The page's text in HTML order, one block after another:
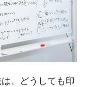
、どうしても印